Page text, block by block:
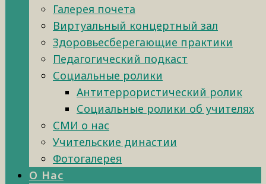
Галерея почета
Виртуальный концертный зал
Здоровьесберегающие практики
Педагогический подкаст
Социальные ролики
Антитеррористический ролик
Социальные ролики об учителях
СМИ о нас
Учительские династии
Фотогалерея
О Нас